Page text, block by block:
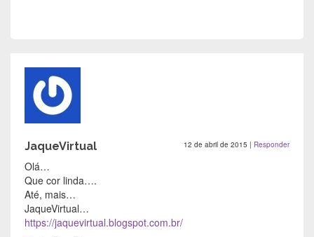
JaqueVirtual 12 de abril de 2015 | Responder
Olá…
Que cor linda….
Até, mais…
JaqueVirtual…
https://jaquevirtual.blogspot.com.br/